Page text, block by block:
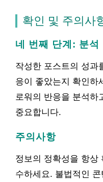
확인 및 주의사
네 번째 단계: 분석
작성한 포스트의 성과
응이 좋았는지 확인하
로워의 반응을 분석하
중요합니다.
주의사항
정보의 정확성을 항상
수하세요. 불법적인